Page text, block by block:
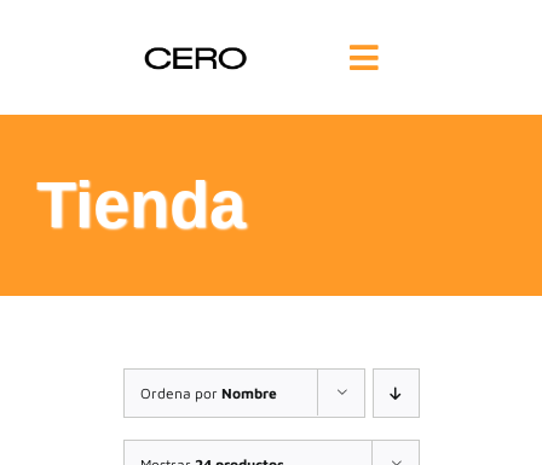
Toggle
Navigation
FILOSOFÍA
TE AYUDAMOS
FORMACIÓN
COMUNIDAD
Tienda
Ordena por Nombre